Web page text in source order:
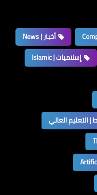
أخبار | News
إسلاميات | Islamic
التعليم العالي